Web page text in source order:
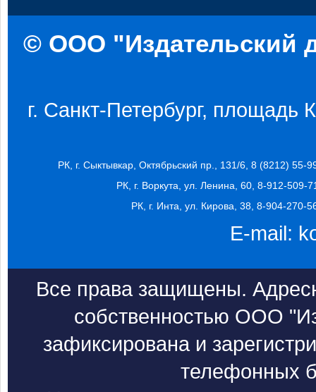
© ООО "Издательский
г. Санкт-Петербург, площадь
РК, г. Сыктывкар, Октябрьский пр., 131/6, 8 (8212) 55-
РК, г. Воркута, ул. Ленина, 60, 8-912-509-
РК, г. Инта, ул. Кирова, 38, 8-904-270-
E-mail:
Все права защищены.
собственностью ООО
зафиксирована и
телефонных